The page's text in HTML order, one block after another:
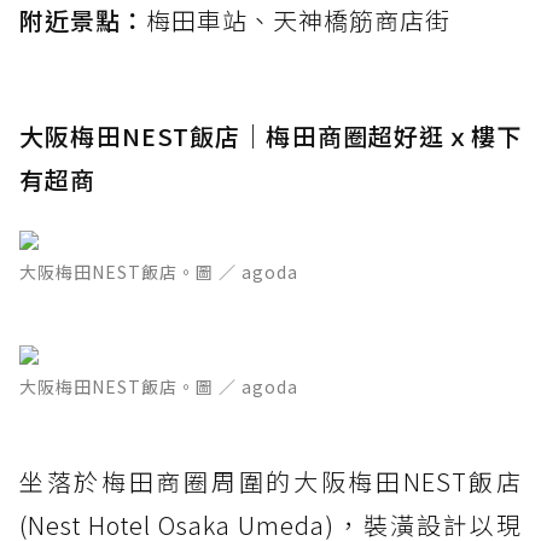
附近景點： 梅田車站、天神橋筋商店街
大阪梅田NEST飯店｜梅田商圈超好逛ｘ樓下
有超商
大阪梅田NEST飯店。圖 ／ agoda
大阪梅田NEST飯店。圖 ／ agoda
坐落於梅田商圈周圍的大阪梅田NEST飯店
(Nest Hotel Osaka Umeda)，裝潢設計以現